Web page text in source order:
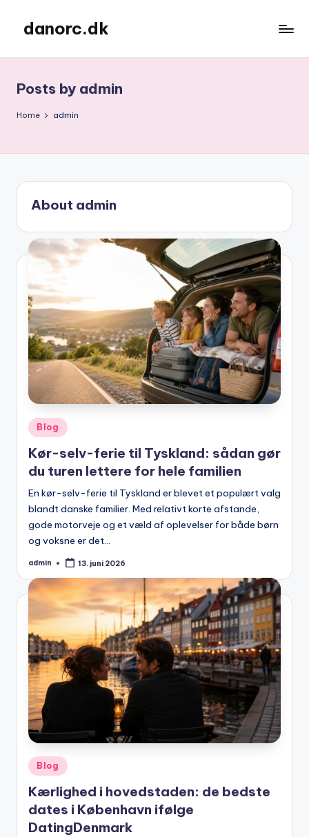
content
danorc.dk
Posts by admin
Home admin
About admin
Posted
in
Blog
Kør-selv-ferie til Tyskland: sådan gør
du turen lettere for hele familien
En kør-selv-ferie til Tyskland er blevet et populært valg
blandt danske familier. Med relativt korte afstande,
gode motorveje og et væld af oplevelser for både børn
og voksne er det…
Posted
admin 13. juni 2026
Posted
in
Blog
Kærlighed i hovedstaden: de bedste
dates i København ifølge
DatingDenmark